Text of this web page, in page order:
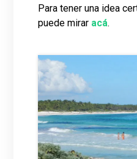
Para tener una idea
puede mirar acá.